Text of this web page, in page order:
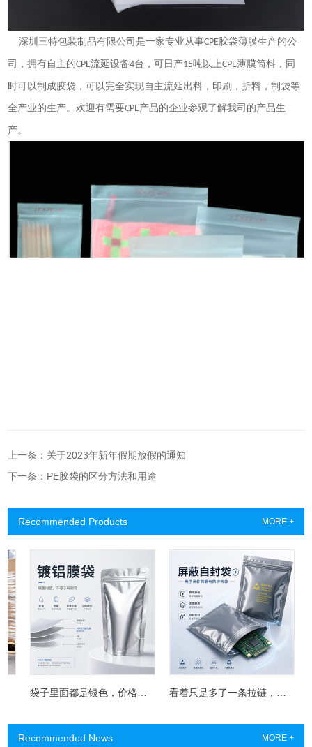
深圳三特包装制品有限公司是一家专业从事CPE胶袋薄膜生产的公
司，拥有自主的CPE流延设备4台，可日产15吨以上CPE薄膜筒料，同
时可以制成胶袋，可以完全实现自主流延出料，印刷，折料，制袋等
全产业的生产。欢迎有需要CPE产品的企业参观了解我司的产品生
产。
上一条：关于2023年新年假期放假的通知
下一条：PE胶袋的区分方法和用途
Recommended Products MORE +
袋子里面都是银色，价格却差一大截？镀铝膜袋真正的秘密藏在这层“金属皮肤”里 看着只是多了一条拉链，为什么屏蔽自封袋成了电子厂的“保险柜”？
Recommended News MORE +